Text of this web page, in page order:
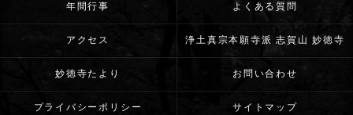
年間行事 よくある質問
アクセス 浄土真宗本願寺派 志賀山 妙徳寺
妙徳寺たより お問い合わせ
プライバシーポリシー サイトマップ